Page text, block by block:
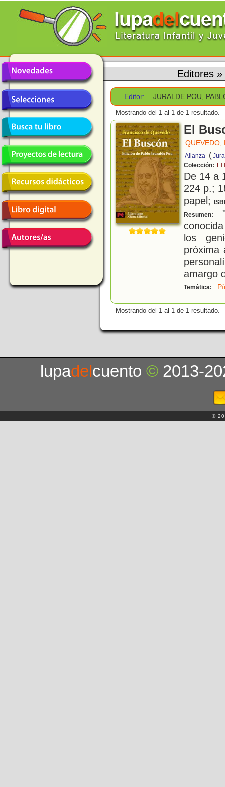
Editores »
Editor: JURALDE POU,
Mostrando del 1 al 1 de 1 resultado.
El
QUEVEDO,
Alianza (
Colección: El
De 14 a
224 p.;
papel;
Resumen:
los
próxima
amargo
Temática:
Mostrando del 1 al 1 de 1 resultado.
lupadelcuento© 2013-
©